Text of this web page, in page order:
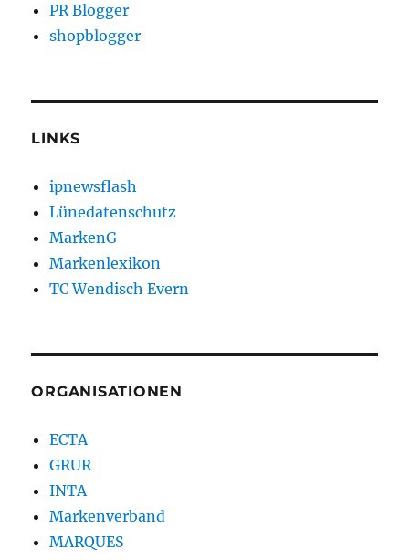
PR Blogger
shopblogger
LINKS
ipnewsflash
Lünedatenschutz
MarkenG
Markenlexikon
TC Wendisch Evern
ORGANISATIONEN
ECTA
GRUR
INTA
Markenverband
MARQUES